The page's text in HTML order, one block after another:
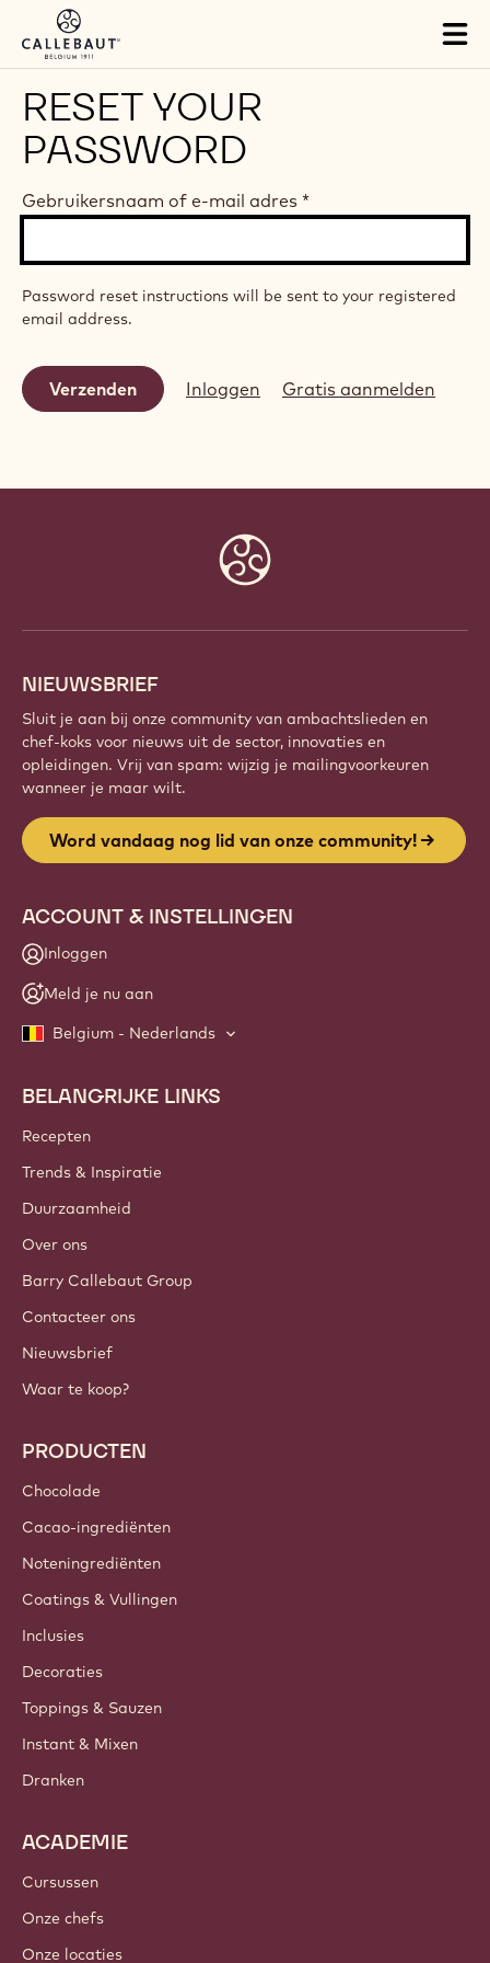
Skip to main content
RESET YOUR
PASSWORD
Gebruikersnaam of e-mail adres *
Password reset instructions will be sent to your registered
email address.
Inloggen Gratis aanmelden
NIEUWSBRIEF
Sluit je aan bij onze community van ambachtslieden en
chef-koks voor nieuws uit de sector, innovaties en
opleidingen. Vrij van spam: wijzig je mailingvoorkeuren
wanneer je maar wilt.
Word vandaag nog lid van onze community!
ACCOUNT & INSTELLINGEN
Inloggen
Meld je nu aan
Belgium - Nederlands
Footer
Callebaut
BELANGRIJKE LINKS
Recepten
Trends & Inspiratie
Duurzaamheid
Over ons
Barry Callebaut Group
Contacteer ons
Nieuwsbrief
Waar te koop?
PRODUCTEN
Chocolade
Cacao-ingrediënten
Noteningrediënten
Coatings & Vullingen
Inclusies
Decoraties
Toppings & Sauzen
Instant & Mixen
Dranken
ACADEMIE
Cursussen
Onze chefs
Onze locaties